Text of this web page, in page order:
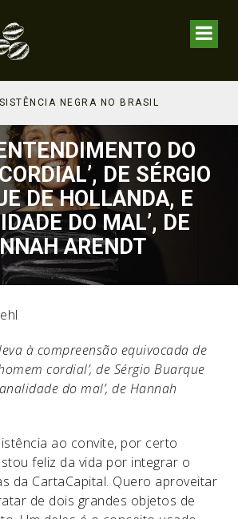
NEGRA NO BRASIL
DO
DE SÉRGIO
DE HOLLANDA, E
DO MAL’, DE
ARENDT
à compreensão equivocada de
cordial’, de Sérgio Buarque
do mal’, de Hannah
ao convite, por certo
feliz da vida por integrar o
da CartaCapital. Quero aproveitar
de dois grandes objetos de